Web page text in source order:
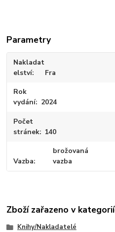
Parametry
Nakladat
elství
Fra
Rok
vydání
2024
Počet
stránek
140
Vazba
brožovaná
vazba
Zboží zařazeno v
Knihy/Nakladatelé